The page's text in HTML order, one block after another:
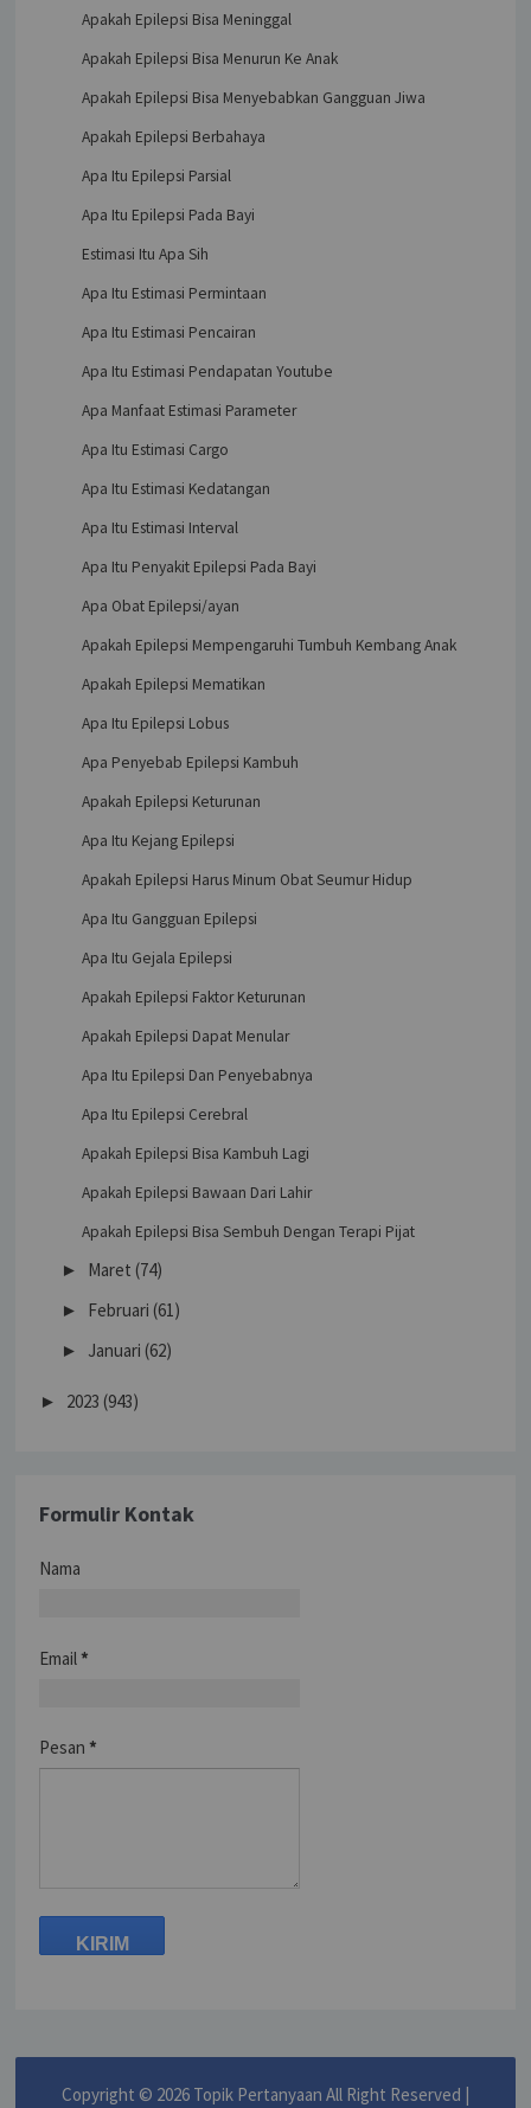
Apakah Epilepsi Bisa Meninggal
Apakah Epilepsi Bisa Menurun Ke Anak
Apakah Epilepsi Bisa Menyebabkan Gangguan Jiwa
Apakah Epilepsi Berbahaya
Apa Itu Epilepsi Parsial
Apa Itu Epilepsi Pada Bayi
Estimasi Itu Apa Sih
Apa Itu Estimasi Permintaan
Apa Itu Estimasi Pencairan
Apa Itu Estimasi Pendapatan Youtube
Apa Manfaat Estimasi Parameter
Apa Itu Estimasi Cargo
Apa Itu Estimasi Kedatangan
Apa Itu Estimasi Interval
Apa Itu Penyakit Epilepsi Pada Bayi
Apa Obat Epilepsi/ayan
Apakah Epilepsi Mempengaruhi Tumbuh Kembang Anak
Apakah Epilepsi Mematikan
Apa Itu Epilepsi Lobus
Apa Penyebab Epilepsi Kambuh
Apakah Epilepsi Keturunan
Apa Itu Kejang Epilepsi
Apakah Epilepsi Harus Minum Obat Seumur Hidup
Apa Itu Gangguan Epilepsi
Apa Itu Gejala Epilepsi
Apakah Epilepsi Faktor Keturunan
Apakah Epilepsi Dapat Menular
Apa Itu Epilepsi Dan Penyebabnya
Apa Itu Epilepsi Cerebral
Apakah Epilepsi Bisa Kambuh Lagi
Apakah Epilepsi Bawaan Dari Lahir
Apakah Epilepsi Bisa Sembuh Dengan Terapi Pijat
► Maret (74)
► Februari (61)
► Januari (62)
► 2023 (943)
Formulir Kontak
Nama
Email*
Pesan*
Copyright © 2026 Topik Pertanyaan All Right Reserved |